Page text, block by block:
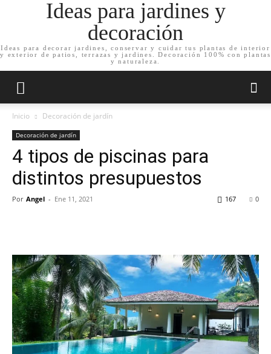
Ideas para jardines y
decoración
Ideas para decorar jardines, conservar y cuidar tus plantas de interior
y exterior de patios, terrazas y jardines. Decoración 100% con plantas
y naturaleza.
Inicio Decoración de jardín
Decoración de jardín
4 tipos de piscinas para
distintos presupuestos
Por Angel - Ene 11, 2021 0
167